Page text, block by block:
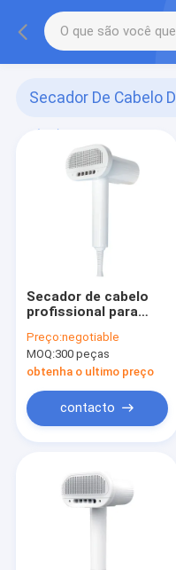
Secador De Cabelo
Secador de cabelo
profissional para
estimação com 3
marchas de ajuste de
velocidade e
temperatura do
vento
Preço:negotiable
MOQ:300 peças
obtenha o ultimo preço
contacto